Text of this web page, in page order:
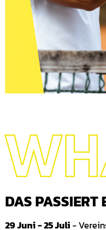
DAS PASSIERT
29 Juni - 25 Juli-